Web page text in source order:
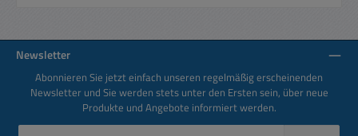
Newsletter
Abonnieren Sie jetzt einfach unseren regelmäßig erscheinenden
Newsletter und Sie werden stets unter den Ersten sein, über neue
Produkte und Angebote informiert werden.